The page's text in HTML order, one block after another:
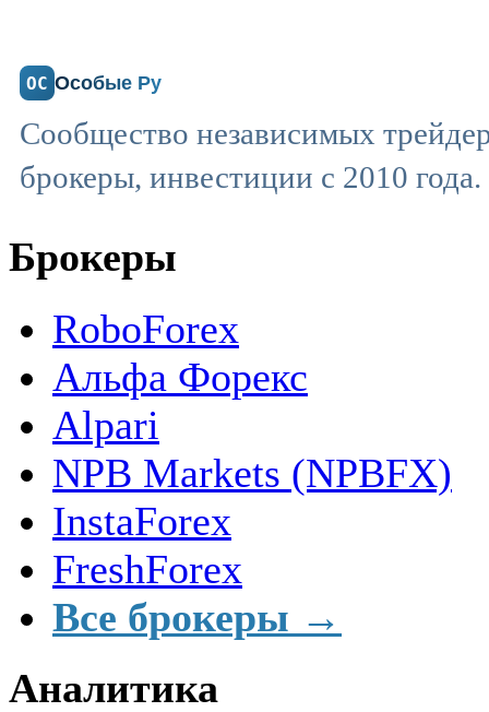
ОС Особые Ру
Сообщество независимых
брокеры, инвестиции с 2010 года.
Брокеры
RoboForex
Альфа Форекс
Alpari
NPB Markets (NPBFX)
InstaForex
FreshForex
Все брокеры →
Аналитика